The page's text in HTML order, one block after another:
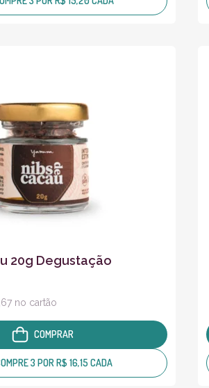
20g Degustação
no cartão
COMPRAR
3 POR R$ 16,15 CADA